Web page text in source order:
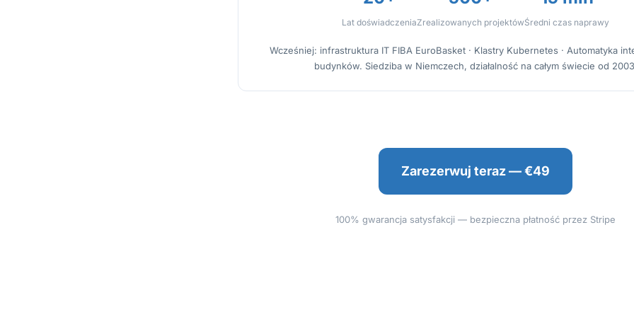
Lat doświadczeniaZrealizowanych projektówŚredni czas naprawy
Wcześniej: infrastruktura IT FIBA EuroBasket · Klastry Kubernetes · Automatyka
budynków. Siedziba w Niemczech, działalność na całym świecie od
Zarezerwuj teraz — €49
100% gwarancja satysfakcji — bezpieczna płatność przez Stripe